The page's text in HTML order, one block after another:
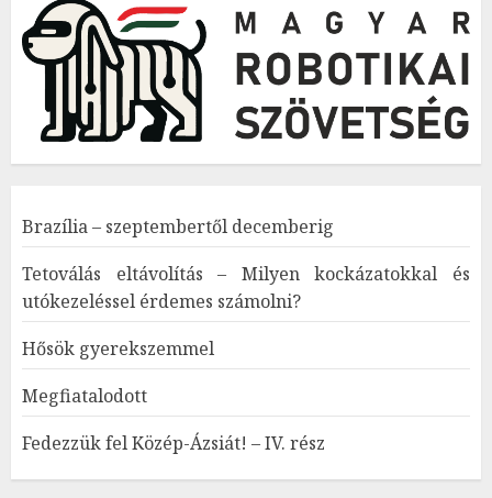
Brazília – szeptembertől decemberig
Tetoválás eltávolítás – Milyen kockázatokkal és
utókezeléssel érdemes számolni?
Hősök gyerekszemmel
Megfiatalodott
Fedezzük fel Közép-Ázsiát! – IV. rész